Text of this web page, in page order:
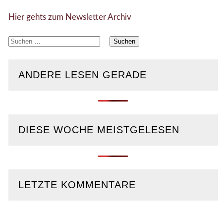
Hier gehts zum Newsletter Archiv
Suchen
ANDERE LESEN GERADE
DIESE WOCHE MEISTGELESEN
LETZTE KOMMENTARE